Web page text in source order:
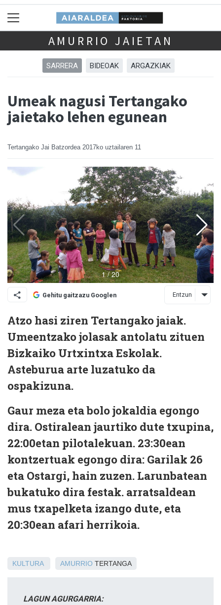
AMURRIO JAIETAN
SARRERA BIDEOAK ARGAZKIAK
Umeak nagusi Tertangako
jaietako lehen egunean
Tertangako Jai Batzordea 2017ko uztailaren 11
Gehitu gaitzazu Googlen Entzun
Atzo hasi ziren Tertangako jaiak.
Umeentzako jolasak antolatu zituen
Bizkaiko Urtxintxa Eskolak.
Asteburua arte luzatuko da
ospakizuna.
Gaur meza eta bolo jokaldia egongo
dira. Ostiralean jaurtiko dute txupina,
22:00etan pilotalekuan. 23:30ean
kontzertuak egongo dira: Garilak 26
eta Ostargi, hain zuzen. Larunbatean
bukatuko dira festak. arratsaldean
mus txapelketa izango dute, eta
20:30ean afari herrikoia.
KULTURA AMURRIO TERTANGA
LAGUN AGURGARRIA: